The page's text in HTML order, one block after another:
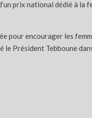
prix national dédié à la
pour encourager les
le Président Tebboune